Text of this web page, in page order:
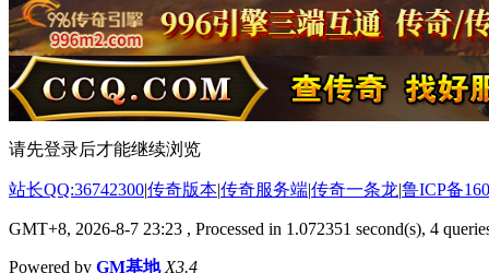
请先登录后才能继续浏览
站长QQ:36742300|传奇版本|传奇服务端|传奇一条龙|鲁ICP备
GMT+8, 2026-8-7 23:23 , Processed in 1.072351 second(s), 4
Powered by GM基地 X3.4